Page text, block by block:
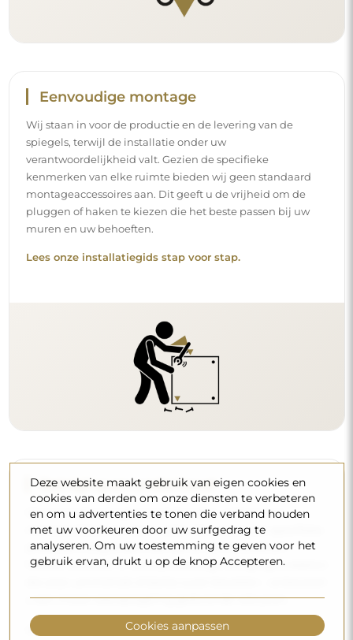
Eenvoudige montage
Wij staan in voor de productie en de levering van de
spiegels, terwijl de installatie onder uw
verantwoordelijkheid valt. Gezien de specifieke
kenmerken van elke ruimte bieden wij geen standaard
montageaccessoires aan. Dit geeft u de vrijheid om de
pluggen of haken te kiezen die het beste passen bij uw
muren en uw behoeften.
Lees onze installatiegids stap voor stap.
Reiniging en onderhoud
Om een optimale glans te behouden, volstaat een
microvezeldoek en warm water. Als u kiest voor specifieke
producten, zorg er dan voor dat ze een neutrale pH
hebben (rond de 7). Vermijd krachtige reinigingsmiddelen
u een mooie weerspiegeling gedurende vele jaren.
Wilt u meer weten?
Deze website maakt gebruik van eigen cookies en
cookies van derden om onze diensten te verbeteren
en om u advertenties te tonen die verband houden
met uw voorkeuren door uw surfgedrag te
analyseren. Om uw toestemming te geven voor het
gebruik ervan, drukt u op de knop Accepteren.
Cookies aanpassen